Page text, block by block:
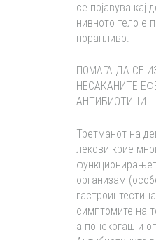
се појавува кај
нивното тело е
поранливо.
ПОМАГА ДА СЕ
НЕСАКАНИТЕ
АНТИБИОТИЦИ
Третманот на
лекови крие
организам
симптомите на
а понекогаш и